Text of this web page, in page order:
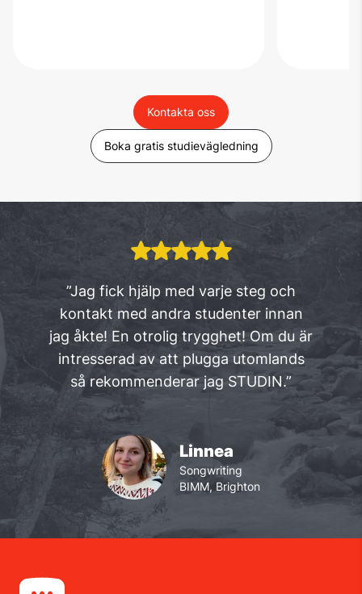
Kontakta oss
Boka gratis studievägledning
”Jag fick hjälp med varje steg och
kontakt med andra studenter innan
jag åkte! En otrolig trygghet! Om du är
intresserad av att plugga utomlands
så rekommenderar jag STUDIN.”
Linnea
Songwriting
BIMM, Brighton